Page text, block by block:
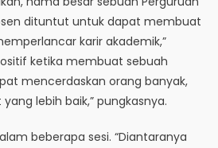
dituntut untuk dapat membuat
karir akademik,”
ketika membuat sebuah
mencerdaskan orang banyak,
lebih baik,” pungkasnya.
beberapa sesi. “Diantaranya